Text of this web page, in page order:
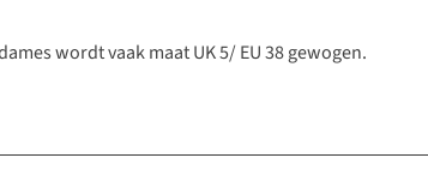
wordt vaak maat UK 5/ EU 38 gewogen.